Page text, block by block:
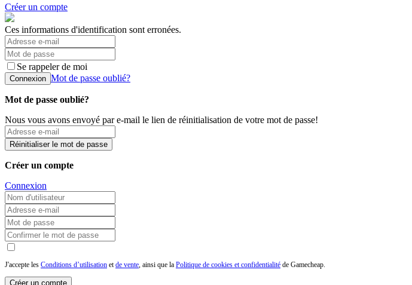
Créer un compte
Ces informations d'identification sont erronées.
Se rappeler de moi
Connexion Mot de passe oublié?
Mot de passe oublié?
Nous vous avons envoyé par e-mail le lien de réinitialisation de votre mot de passe!
Réinitialiser le mot de passe
Créer un compte
Connexion
J'accepte les Conditions d’utilisation etde vente, ainsi que la Politique de cookies et confidentialité de Gamecheap.
Créer un compte